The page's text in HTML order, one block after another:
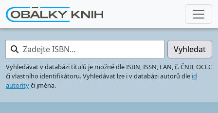
Zadejte ISBN… Vyhledat
Vyhledávat v databázi titulů je možné dle ISBN, ISSN, EAN, č. ČNB, OCLC
či vlastního identifikátoru. Vyhledávat lze i v databázi autorů dle id
autorityči jména.